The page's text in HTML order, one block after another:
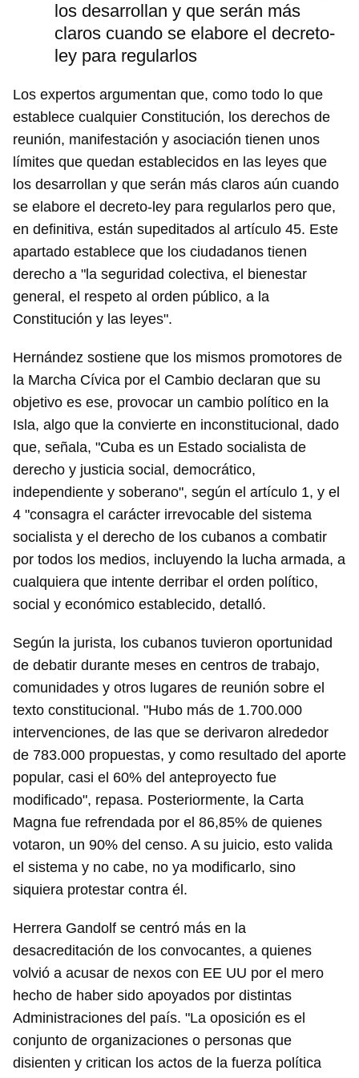
Guardar como favorito
iniciar sesión con tu cuenta de 14ymedio.
INICIAR SESIÓN CANCELAR
los desarrollan y que serán más
claros cuando se elabore el decreto-
ley para regularlos
Los expertos argumentan que, como todo lo que
establece cualquier Constitución, los derechos de
reunión, manifestación y asociación tienen unos
límites que quedan establecidos en las leyes que
los desarrollan y que serán más claros aún cuando
se elabore el decreto-ley para regularlos pero que,
en definitiva, están supeditados al artículo 45. Este
apartado establece que los ciudadanos tienen
derecho a "la seguridad colectiva, el bienestar
general, el respeto al orden público, a la
Constitución y las leyes".
Hernández sostiene que los mismos promotores de
la Marcha Cívica por el Cambio declaran que su
objetivo es ese, provocar un cambio político en la
Isla, algo que la convierte en inconstitucional, dado
que, señala, "Cuba es un Estado socialista de
derecho y justicia social, democrático,
independiente y soberano", según el artículo 1, y el
4 "consagra el carácter irrevocable del sistema
socialista y el derecho de los cubanos a combatir
por todos los medios, incluyendo la lucha armada, a
cualquiera que intente derribar el orden político,
social y económico establecido, detalló.
Según la jurista, los cubanos tuvieron oportunidad
de debatir durante meses en centros de trabajo,
comunidades y otros lugares de reunión sobre el
texto constitucional. "Hubo más de 1.700.000
intervenciones, de las que se derivaron alrededor
de 783.000 propuestas, y como resultado del aporte
popular, casi el 60% del anteproyecto fue
modificado", repasa. Posteriormente, la Carta
Magna fue refrendada por el 86,85% de quienes
votaron, un 90% del censo. A su juicio, esto valida
el sistema y no cabe, no ya modificarlo, sino
siquiera protestar contra él.
Herrera Gandolf se centró más en la
desacreditación de los convocantes, a quienes
volvió a acusar de nexos con EE UU por el mero
hecho de haber sido apoyados por distintas
Administraciones del país. "La oposición es el
conjunto de organizaciones o personas que
disienten y critican los actos de la fuerza política